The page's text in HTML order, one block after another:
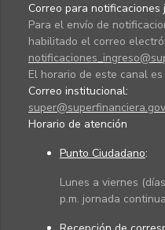
Correo para notificaciones
Para el envío de
habilitado el correo
El horario de este canal es
Correo institucional:
Horario de atención
Punto Ciudadano:
Lunes a viernes
p.m. jornada continua